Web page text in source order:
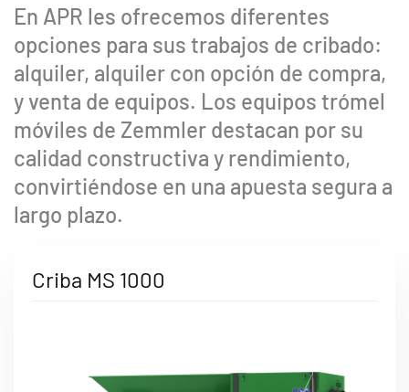
En APR les ofrecemos diferentes
opciones para sus trabajos de cribado:
alquiler, alquiler con opción de compra,
y venta de equipos. Los equipos trómel
móviles de Zemmler destacan por su
calidad constructiva y rendimiento,
convirtiéndose en una apuesta segura a
largo plazo.
Criba MS 1000